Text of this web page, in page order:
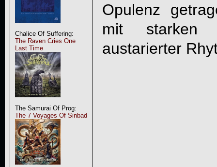
Chalice Of Suffering:
The Raven Cries One
Last Time
The Samurai Of Prog:
The 7 Voyages Of Sinbad
Opulenz
mit starken
austarierter